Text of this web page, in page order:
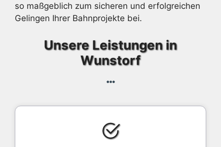
so maßgeblich zum sicheren und erfolgreichen
Gelingen Ihrer Bahnprojekte bei.
Unsere Leistungen in
Wunstorf